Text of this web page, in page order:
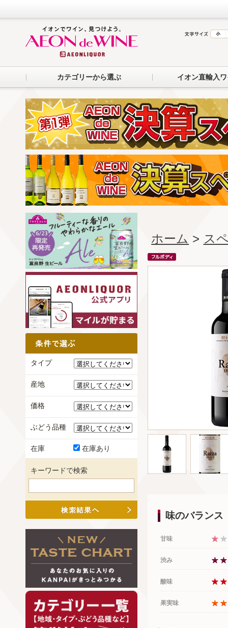
カテゴリーから選ぶ イオン直輸入
ホーム > ス
味のバランス
甘味
渋み
酸味
果実味
タイプ
産地
価格
ぶどう品種
在庫 在庫あり
キーワードで検索